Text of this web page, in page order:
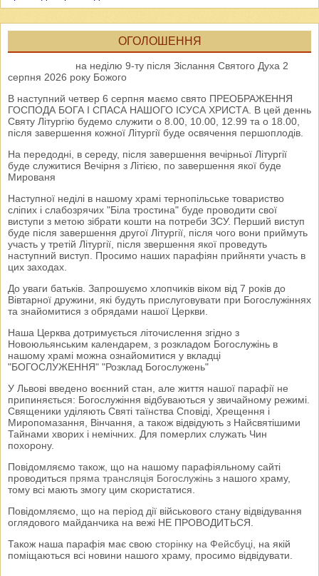
ОГОЛОШЕННЯ
на неділю 9-ту після Зіслання Святого Духа 2
серпня 2026 року Божого
В наступний четвер 6 серпня маємо свято ПРЕОБРАЖЕННЯ
ГОСПОДА БОГА І СПАСА НАШОГО ІСУСА ХРИСТА. В цей деннь
Святу Літургію будемо служити о 8.00, 10.00, 12.99 та о 18.00,
після завершення кожної Літургії буде освячення першоплодів.
На передодні, в середу, після завершення вечірньої Літургії
буде служитися Вечірня з Літією, по завершення якої буде
Мированя
Наступної неділі в нашому храмі тернопільське товариство
сліпих і слабозрячих "Біла тростина" буде проводити свої
виступи з метою зібрати кошти на потреби ЗСУ. Перший виступ
буде після завершення другої Літургії, після чого вони приймуть
участь у третій Літургії, після звершення якої проведуть
наступний виступ. Просимо наших парафіян прийняти участь в
цих заходах.
До уваги батьків. Запрошуємо хлопчиків віком від 7 років до
Вівтарної дружини, які будуть прислуговувати при Богослужіннях
та знайомитися з обрядами нашої Церкви.
Наша Церква дотримується літочислення згідно з
Новоюльянським календарем, з розкладом Богослужінь в
нашому храмі можна ознайомитися у вкладці
"БОГОСЛУЖЕННЯ" "Розклад Богослужень"
У Львові введено воєнний стан, але життя нашої парафії не
припиняється: Богослужіння відбуваються у звичайному режимі.
Священики уділяють Святі таїнства Сповіді, Хрещення і
Миропомазання, Вінчання, а також відвідують з Найсвятішими
Тайнами хворих і немічних. Для померлих служать Чин
похорону.
Повідомляємо також, що на нашому парафіяльному сайті
проводиться пряма трансляція Богослужінь з нашого храму,
тому всі мають змогу цим скористатися.
Повідомляємо, що на період дії військового стану відвідування
оглядового майданчика на вежі НЕ ПРОВОДИТЬСЯ.
Також наша парафія має свою сторінку на Фейсбуці, на якій
поміщаються всі новини нашого храму, просимо відвідувати.